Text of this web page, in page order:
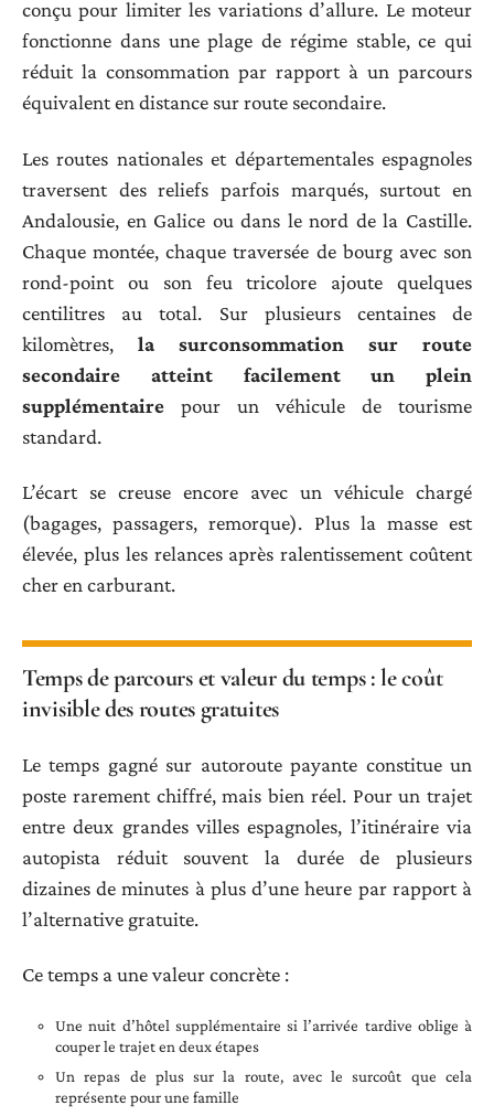
conçu pour limiter les variations d’allure. Le moteur
fonctionne dans une plage de régime stable, ce qui
réduit la consommation par rapport à un parcours
équivalent en distance sur route secondaire.
Les routes nationales et départementales espagnoles
traversent des reliefs parfois marqués, surtout en
Andalousie, en Galice ou dans le nord de la Castille.
Chaque montée, chaque traversée de bourg avec son
rond-point ou son feu tricolore ajoute quelques
centilitres au total. Sur plusieurs centaines de
kilomètres, la surconsommation sur route
secondaire atteint facilement un plein
supplémentaire pour un véhicule de tourisme
standard.
L’écart se creuse encore avec un véhicule chargé
(bagages, passagers, remorque). Plus la masse est
élevée, plus les relances après ralentissement coûtent
cher en carburant.
Temps de parcours et valeur du temps : le coût
invisible des routes gratuites
Le temps gagné sur autoroute payante constitue un
poste rarement chiffré, mais bien réel. Pour un trajet
entre deux grandes villes espagnoles, l’itinéraire via
autopista réduit souvent la durée de plusieurs
dizaines de minutes à plus d’une heure par rapport à
l’alternative gratuite.
Ce temps a une valeur concrète :
Une nuit d’hôtel supplémentaire si l’arrivée tardive oblige à
couper le trajet en deux étapes
Un repas de plus sur la route, avec le surcoût que cela
représente pour une famille